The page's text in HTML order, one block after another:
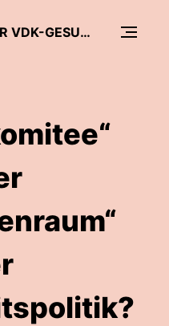
STETHOSKOP | DER VDK-GESUNDHEITSPODCAST